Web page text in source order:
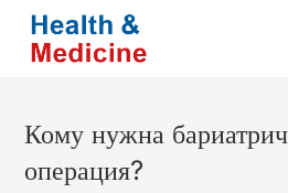
Перейти
содержимому
Кому нужна
операция?